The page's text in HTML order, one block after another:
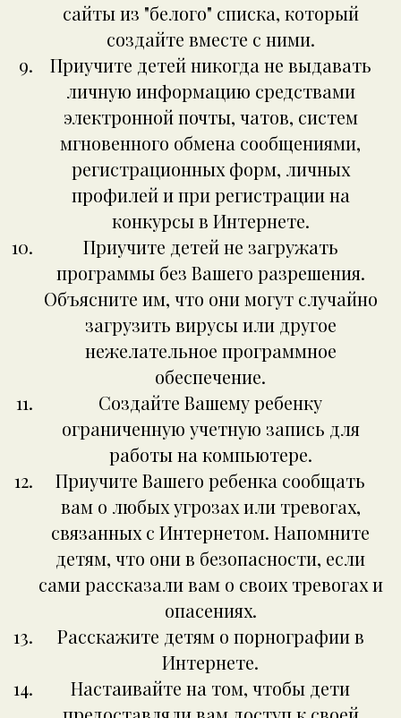
сайты из "белого" списка, который
создайте вместе с ними.
Приучите детей никогда не выдавать
личную информацию средствами
электронной почты, чатов, систем
мгновенного обмена сообщениями,
регистрационных форм, личных
профилей и при регистрации на
конкурсы в Интернете.
Приучите детей не загружать
программы без Вашего разрешения.
Объясните им, что они могут случайно
загрузить вирусы или другое
нежелательное программное
обеспечение.
Создайте Вашему ребенку
ограниченную учетную запись для
работы на компьютере.
Приучите Вашего ребенка сообщать
вам о любых угрозах или тревогах,
связанных с Интернетом. Напомните
детям, что они в безопасности, если
сами рассказали вам о своих тревогах и
опасениях.
Расскажите детям о порнографии в
Интернете.
Настаивайте на том, чтобы дети